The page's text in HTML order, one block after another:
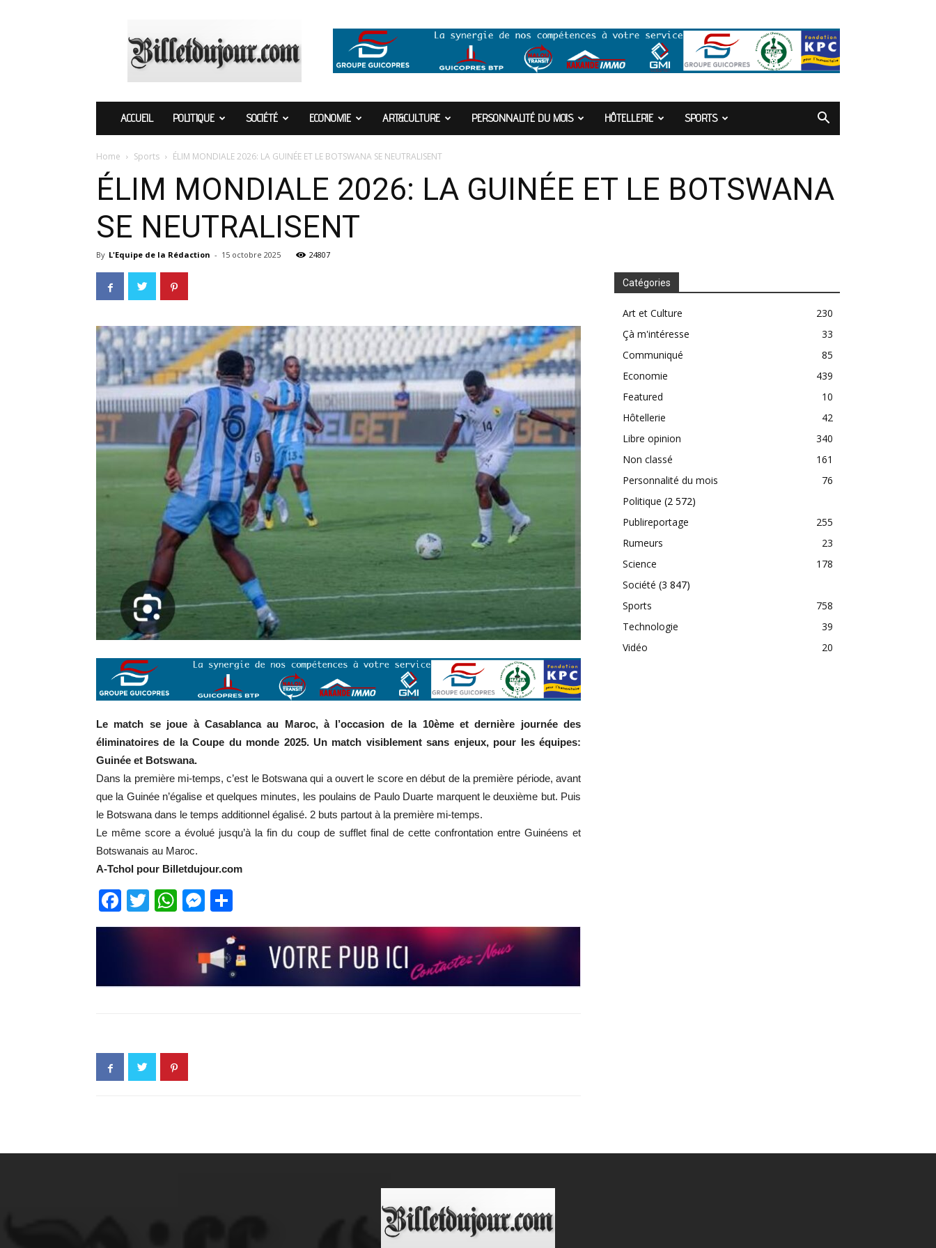
ACCUEIL POLITIQUE SOCIÉTÉ ECONOMIE ART&CULTURE PERSONNALITÉ DU MOIS HÔTELLERIE SPORTS
Home Sports ÉLIM MONDIALE 2026: LA GUINÉE ET LE BOTSWANA SE NEUTRALISENT
ÉLIM MONDIALE 2026: LA GUINÉE ET LE BOTSWANA
SE NEUTRALISENT
By L'Equipe de la Rédaction - 15 octobre 2025 24807
Le match se joue à Casablanca au Maroc, à l’occasion de la 10ème et dernière journée des
éliminatoires de la Coupe du monde 2025. Un match visiblement sans enjeux, pour les équipes:
Guinée et Botswana.
Dans la première mi-temps, c’est le Botswana qui a ouvert le score en début de la première période, avant
que la Guinée n’égalise et quelques minutes, les poulains de Paulo Duarte marquent le deuxième but. Puis
le Botswana dans le temps additionnel égalisé. 2 buts partout à la première mi-temps.
Le même score a évolué jusqu’à la fin du coup de sufflet final de cette confrontation entre Guinéens et
Botswanais au Maroc.
A-Tchol pour Billetdujour.com
Facebook
TwitterWhatsApp
Messenger
Catégories
Art et Culture
230
Çà m'intéresse
33
Communiqué
85
Economie
439
Featured
10
Hôtellerie
42
Libre opinion
340
Non classé
161
Personnalité du mois
76
Politique (2 572)
Publireportage
255
Rumeurs
23
Science
178
Société (3 847)
Sports
758
Technologie
39
Vidéo
20